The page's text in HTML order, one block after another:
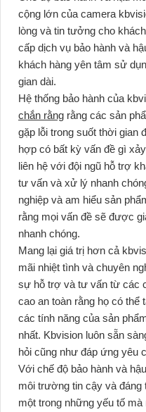
cộng lớn của camera
lòng và tin tưởng cho
cấp dịch vụ bảo hành và
khách hàng yên tâm sử
gian dài.
Hệ thống bảo hành của
chắn rằng rằng các sản
gặp lỗi trong suốt thời gian
hợp có bất kỳ vấn đề gì
liên hệ với đội ngũ hỗ trợ
tư vấn và xử lý nhanh
nghiệp và am hiểu sản
rằng mọi vấn đề sẽ được
nhanh chóng.
Mang lại giá trị hơn cả
mãi nhiệt tình và chuyên
sự hỗ trợ và tư vấn từ các
cao an toàn rằng họ có thể
các tính năng của sản
nhất. Kbvision luôn sẵn
hỏi cũng như đáp ứng yêu
Với chế độ bảo hành và
môi trường tin cậy và
một trong những yếu tố